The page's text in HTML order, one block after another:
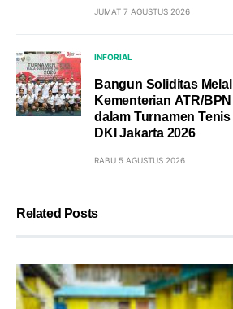
JUMAT 7 AGUSTUS 2026
INFORIAL
Bangun Soliditas
Kementerian ATR/
dalam Turnamen
DKI Jakarta 2026
RABU 5 AGUSTUS 2026
Related Posts